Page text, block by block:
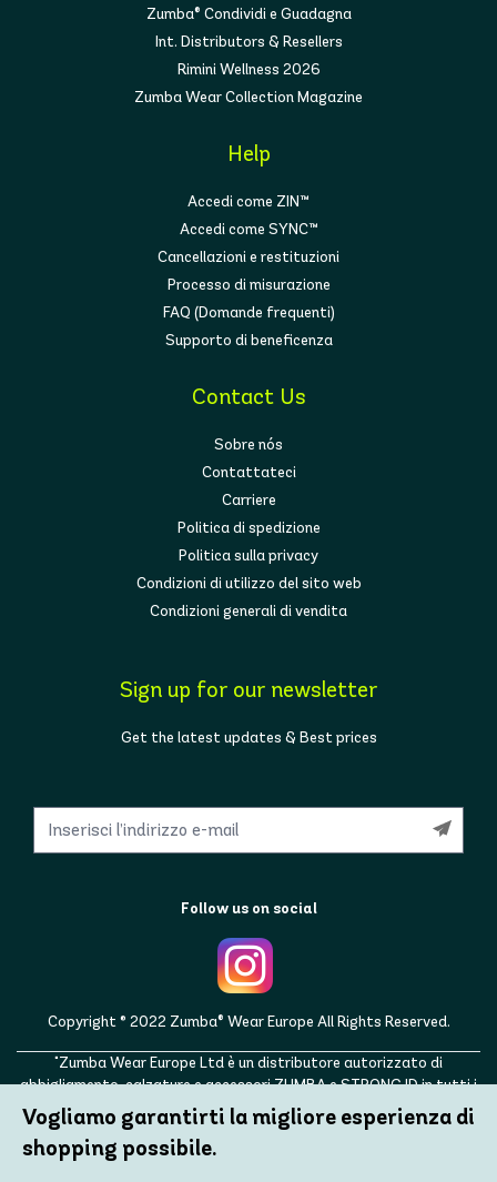
Zumba® Condividi e Guadagna
Int. Distributors & Resellers
Rimini Wellness 2026
Zumba Wear Collection Magazine
Help
Accedi come ZIN™
Accedi come SYNC™
Cancellazioni e restituzioni
Processo di misurazione
FAQ (Domande frequenti)
Supporto di beneficenza
Contact Us
Sobre nós
Contattateci
Carriere
Politica di spedizione
Politica sulla privacy
Condizioni di utilizzo del sito web
Condizioni generali di vendita
Sign up for our newsletter
Get the latest updates & Best prices
Follow us on social
Copyright © 2022 Zumba® Wear Europe All Rights Reserved.
"Zumba Wear Europe Ltd è un distributore autorizzato di
abbigliamento, calzature e accessori ZUMBA e STRONG ID in tutti i
paesi europei, nonché nel Regno Unito, Norvegia, Svizzera, Islanda,
Ucraina, Moldavia, Turchia, Russia. ZUMBA, STRONG ID e i loghi
ZUMBA e STRONG ID sono marchi registrati di Zumba Fitness, LLC e
Vogliamo garantirti la migliore esperienza di
shopping possibile.